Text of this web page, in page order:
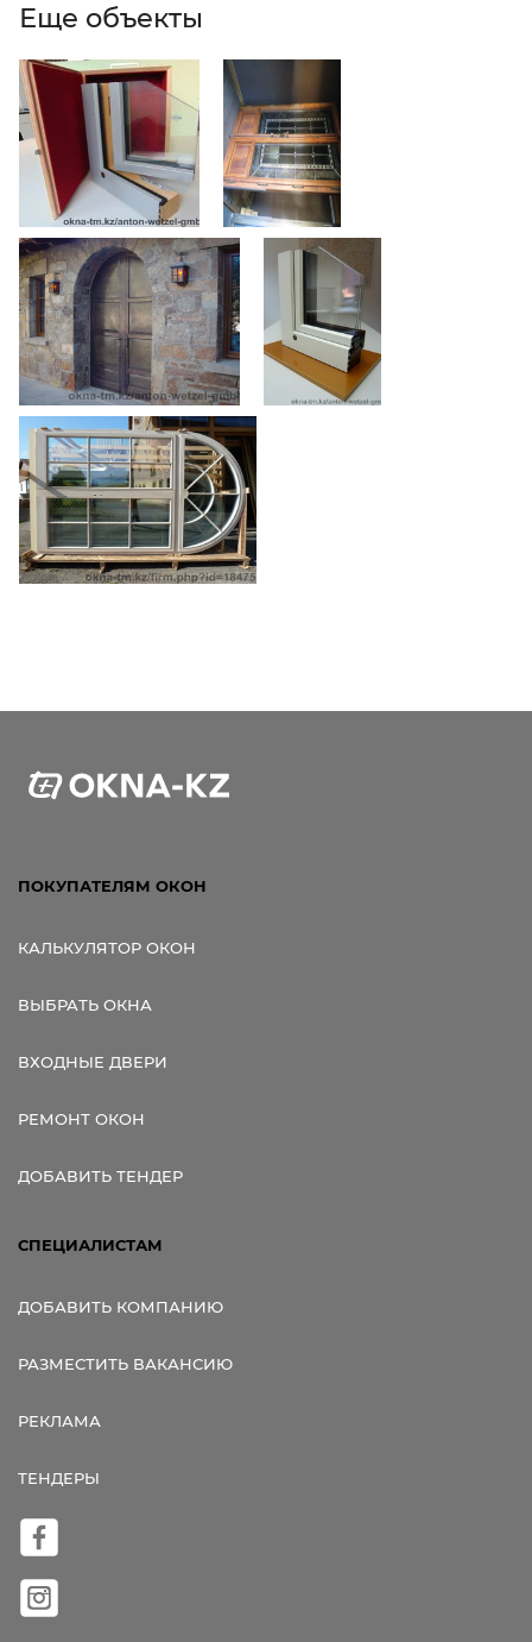
Еще объекты
ПОКУПАТЕЛЯМ ОКОН
КАЛЬКУЛЯТОР ОКОН
ВЫБРАТЬ ОКНА
ВХОДНЫЕ ДВЕРИ
РЕМОНТ ОКОН
ДОБАВИТЬ ТЕНДЕР
СПЕЦИАЛИСТАМ
ДОБАВИТЬ КОМПАНИЮ
РАЗМЕСТИТЬ ВАКАНСИЮ
РЕКЛАМА
ТЕНДЕРЫ